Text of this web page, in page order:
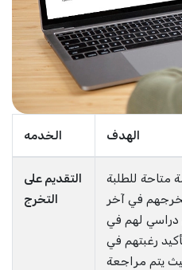
الخدمه الهدف
التقديم على
التخرج
متاحة للطلبة
في آخر
لهم في
رغبتهم في
يتم مراجعة